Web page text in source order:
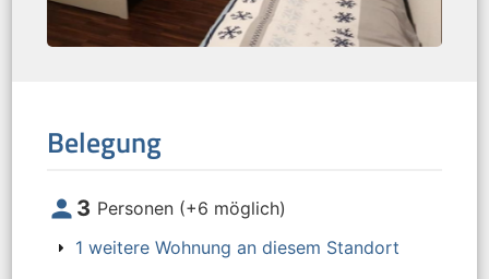
Belegung
person 3 Personen (+6 möglich)
1 weitere Wohnung an diesem Standort